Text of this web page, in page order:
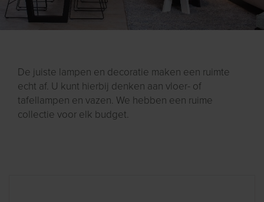
De juiste lampen en decoratie maken een ruimte
echt af. U kunt hierbij denken aan vloer- of
tafellampen en vazen. We hebben een ruime
collectie voor elk budget.